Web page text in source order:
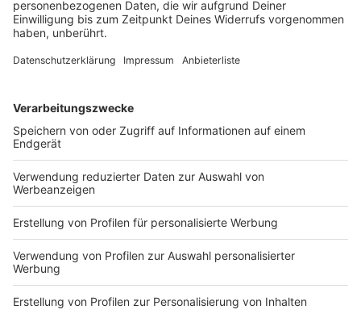
Anzeige
Unsere Fortuna-Sonderseite:
Die Tabelle der zweiten Liga:
Fortuna für Alle:
Folge uns für mehr News & Updates:
Anzeige
Instagram| Facebook | WhatsApp-Kanal